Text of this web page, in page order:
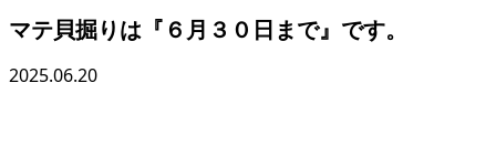
マテ貝掘りは『６月３０日まで』です。
2025.06.20